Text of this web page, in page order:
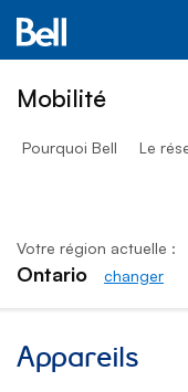
Mobilité
Pourquoi Bell Le
Votre région actuelle :
Ontario changer
Appareils